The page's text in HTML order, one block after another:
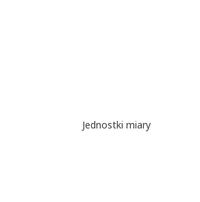
Jednostki miary